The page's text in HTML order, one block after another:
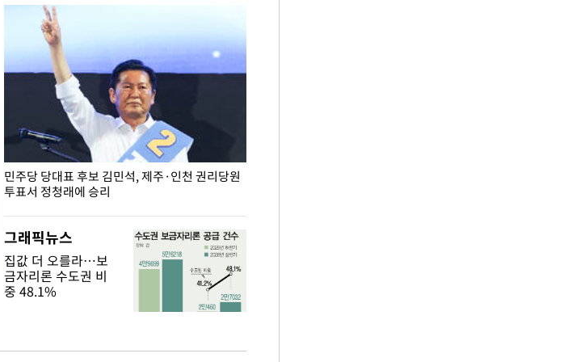
민주당 당대표 후보 김민석, 제주·인천 권리당원
투표서 정청래에 승리
그래픽뉴스
집값 더 오를라…보
금자리론 수도권 비
중 48.1%